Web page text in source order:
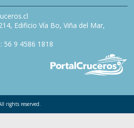
Edificio Vía Bo, Viña del Mar,
56 9 4586 1818
All rights reserved.